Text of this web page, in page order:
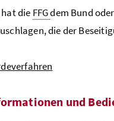
die FFGdem Bund
die der
und